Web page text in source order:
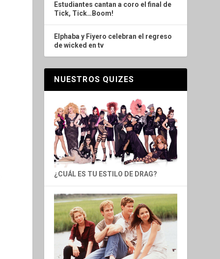
Estudiantes cantan a coro el final de
Tick, Tick…Boom!
Elphaba y Fiyero celebran el regreso
de wicked en tv
NUESTROS QUIZES
¿CUÁL ES TU ESTILO DE DRAG?